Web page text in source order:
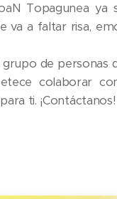
Topagunea
a faltar risa,
de personas
colaborar
ti. ¡Contáctanos!